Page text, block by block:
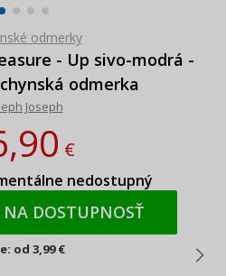
odmerky
- Up sivo-modrá -
odmerka
Joseph
€
nedostupný
DOSTUPNOSŤ
od 3,99 €